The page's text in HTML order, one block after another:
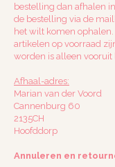
bestelling dan afhalen
de bestelling via de
het wilt komen
artikelen op voorraad
worden is alleen
Afhaal-adres:
Marian van der Voord
Cannenburg 60
2135CH
Hoofddorp
Annuleren en